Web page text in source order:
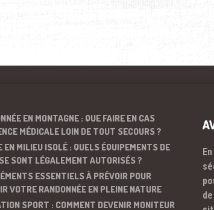
EN MONTAGNE : QUE FAIRE EN CAS
MÉDICALE LOIN DE TOUT SECOURS ?
EN MILIEU ISOLÉ : QUELS ÉQUIPEMENTS DE
SONT LÉGALEMENT AUTORISÉS ?
ESSENTIELS À PRÉVOIR POUR
VOTRE RANDONNÉE EN PLEINE NATURE
SPORT : COMMENT DEVENIR MONITEUR